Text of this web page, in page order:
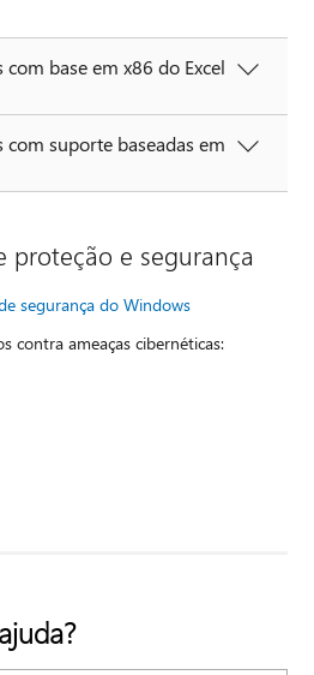
com base em x86 do Excel
com suporte baseadas em
proteção e segurança
segurança do Windows
contra ameaças cibernéticas: